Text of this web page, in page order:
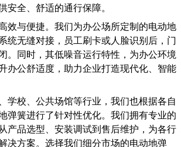
安全、舒适的通行保障。
效与便捷。我们为办公场所定制的电动地
统无缝对接，员工刷卡或人脸识别后，门
。同时，其低噪音运行特性，为办公环境
办公舒适度，助力企业打造现代化、智能
学校、公共场馆等行业，我们也根据各自
弹簧进行了针对性优化。我们拥有专业的
产品选型、安装调试到售后维护，为各行
决方案。选择我们细分市场的电动地弹